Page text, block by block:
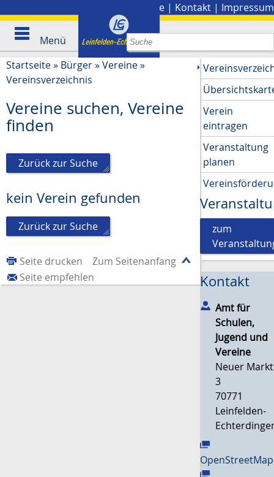
Presse | Kontakt | Impressum
Menü
Startseite» Bürger»Vereine»
Vereinsverzeichnis
Vereine suchen, Vereine
finden
Zurück zur Suche
kein Verein gefunden
Zurück zur Suche
Zum Seitenanfang
Seite drucken
Seite empfehlen
Verein
eintragen
Veranstaltung
planen
zum
Kontakt
Amt für
Schulen,
Jugend und
Vereine
Neuer Markt
3
70771
Leinfelden-
OpenStreetMap